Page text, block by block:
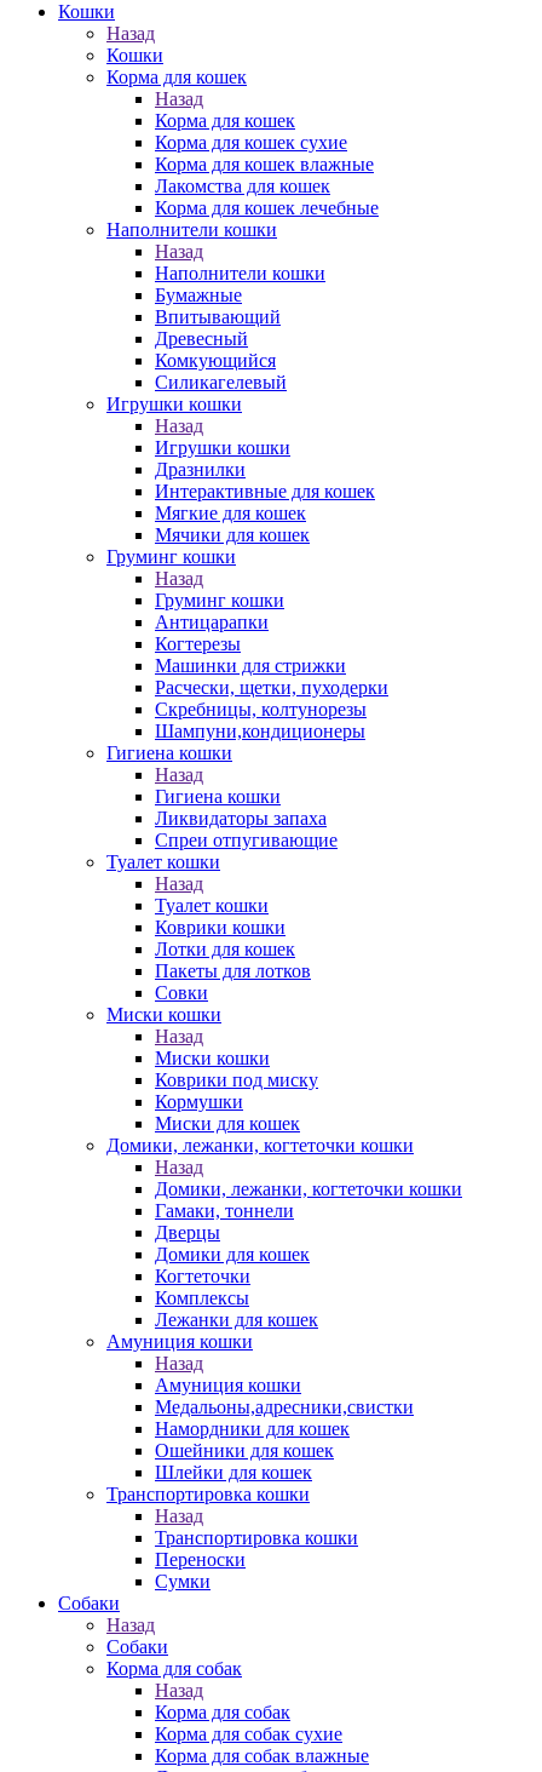
Кошки
Назад
Кошки
Корма для кошек
Назад
Корма для кошек
Корма для кошек сухие
Корма для кошек влажные
Лакомства для кошек
Корма для кошек лечебные
Наполнители кошки
Назад
Наполнители кошки
Бумажные
Впитывающий
Древесный
Комкующийся
Силикагелевый
Игрушки кошки
Назад
Игрушки кошки
Дразнилки
Интерактивные для кошек
Мягкие для кошек
Мячики для кошек
Груминг кошки
Назад
Груминг кошки
Антицарапки
Когтерезы
Машинки для стрижки
Расчески, щетки, пуходерки
Скребницы, колтунорезы
Шампуни,кондиционеры
Гигиена кошки
Назад
Гигиена кошки
Ликвидаторы запаха
Спреи отпугивающие
Туалет кошки
Назад
Туалет кошки
Коврики кошки
Лотки для кошек
Пакеты для лотков
Совки
Миски кошки
Назад
Миски кошки
Коврики под миску
Кормушки
Миски для кошек
Домики, лежанки, когтеточки кошки
Назад
Домики, лежанки, когтеточки кошки
Гамаки, тоннели
Дверцы
Домики для кошек
Когтеточки
Комплексы
Лежанки для кошек
Амуниция кошки
Назад
Амуниция кошки
Медальоны,адресники,свистки
Намордники для кошек
Ошейники для кошек
Шлейки для кошек
Транспортировка кошки
Назад
Транспортировка кошки
Переноски
Сумки
Собаки
Назад
Собаки
Корма для собак
Назад
Корма для собак
Корма для собак сухие
Корма для собак влажные